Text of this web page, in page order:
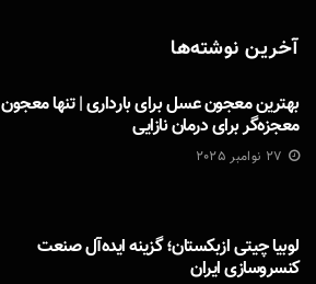
آخرین نوشته‌ها
بهترین معجون عسل برای بارداری | تنها معجون
معجزه‌گر برای درمان نازایی
27 نوامبر 2025
لوبیا چیتی ازبکستان؛ گزینه ایده‌آل صنعت
کنسروسازی ایران